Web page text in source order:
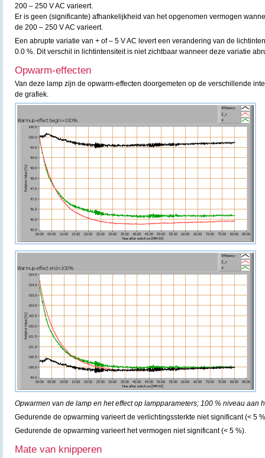
200 – 250 V AC varieert.
Er is geen (significante) afhankelijkheid van het opgenomen vermogen
de 200 – 250 V AC varieert.
Een abrupte variatie van + of – 5 V AC levert een verandering van de
0.0 %. Dit verschil in lichtintensiteit is niet zichtbaar wanneer deze variatie
Opwarm-effecten
Van deze lamp zijn de opwarm-effecten doorgemeten op de verschillende
de grafiek.
Opwarmen van de lamp en het effect op lampparameters; 100 % niveau aan
Gedurende de opwarming varieert de verlichtingssterkte niet significant (< 5
Gedurende de opwarming varieert het vermogen niet significant (< 5 %).
Mate van knipperen